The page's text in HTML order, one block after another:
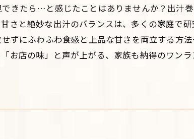
きたら…と感じたことはありませんか？出汁
さと絶妙な出汁のバランスは、多くの家庭で
ずにふわふわ食感と上品な甘さを両立する方
お店の味」と声が上がる、家族も納得のワン